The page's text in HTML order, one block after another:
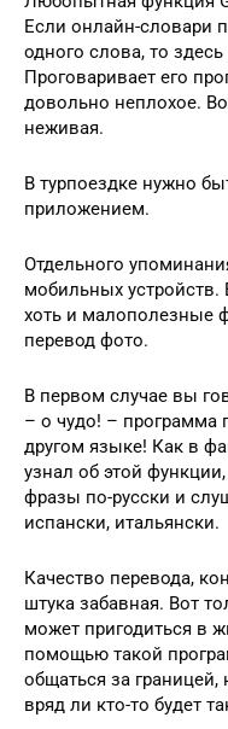
Если онлайн-словари
одного слова, то
Проговаривает его
довольно неплохое.
неживая.
В турпоездке нужно
приложением.
Отдельного
мобильных устройств.
хоть и малополезные
перевод фото.
В первом случае вы
– о чудо! – программа
другом языке! Как в
узнал об этой
фразы по-русски и
испански, итальянски.
Качество перевода,
штука забавная. Вот
может пригодиться в
помощью такой
общаться за границей,
вряд ли кто-то будет